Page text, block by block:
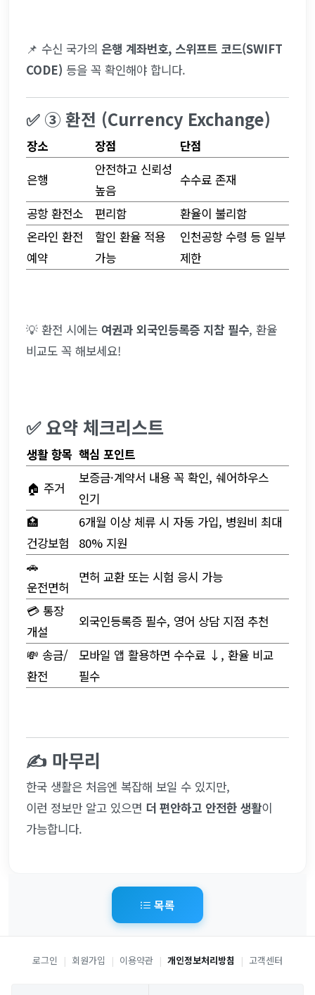
📌 수신 국가의 은행 계좌번호, 스위프트 코드(SWIFT
CODE) 등을 꼭 확인해야 합니다.
✅ ③ 환전 (Currency Exchange)
장소 장점
단점
은행
안전하고 신뢰성
높음
수수료 존재
공항 환전소
편리함
환율이 불리함
온라인 환전
예약
할인 환율 적용
가능
인천공항 수령 등 일부
제한
💡 환전 시에는 여권과 외국인등록증 지참 필수, 환율
비교도 꼭 해보세요!
✅ 요약 체크리스트
생활 항목 핵심 포인트
🏠 주거
보증금·계약서 내용 꼭 확인, 쉐어하우스
인기
🏥
건강보험
6개월 이상 체류 시 자동 가입, 병원비 최대
80% 지원
🚗
운전면허
면허 교환 또는 시험 응시 가능
💳 통장
개설
외국인등록증 필수, 영어 상담 지점 추천
💸 송금/
환전
모바일 앱 활용하면 수수료 ↓, 환율 비교
필수
✍ 마무리
한국 생활은 처음엔 복잡해 보일 수 있지만,
이런 정보만 알고 있으면 더 편안하고 안전한 생활이
가능합니다.
목록
로그인 | 회원가입 | 이용약관 | 개인정보처리방침 | 고객센터